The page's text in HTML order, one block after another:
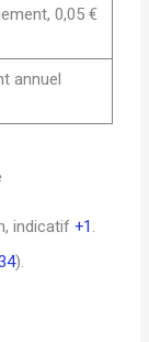
0,05 €
annuel
indicatif+1.
).